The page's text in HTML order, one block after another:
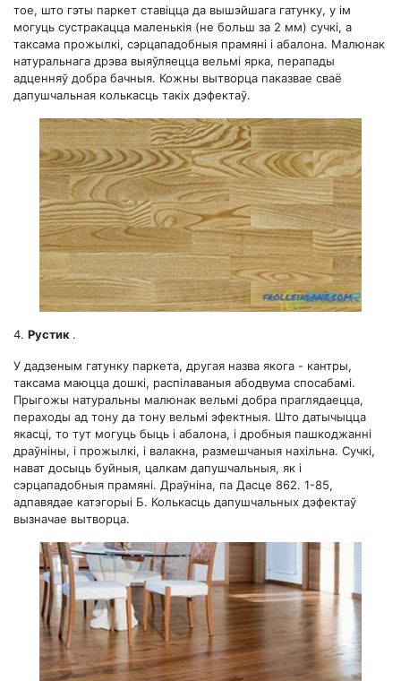
тое, што гэты паркет ставіцца да вышэйшага гатунку, у ім
могуць сустракацца маленькія (не больш за 2 мм) сучкі, а
таксама прожылкі, сэрцападобныя прамяні і абалона. Малюнак
натуральнага дрэва выяўляецца вельмі ярка, перапады
адценняў добра бачныя. Кожны вытворца паказвае сваё
дапушчальная колькасць такіх дэфектаў.
4. Рустик .
У дадзеным гатунку паркета, другая назва якога - кантры,
таксама маюцца дошкі, распілаваныя абодвума спосабамі.
Прыгожы натуральны малюнак вельмі добра праглядаецца,
пераходы ад тону да тону вельмі эфектныя. Што датычыцца
якасці, то тут могуць быць і абалона, і дробныя пашкоджанні
драўніны, і прожылкі, і валакна, размешчаныя нахільна. Сучкі,
нават досыць буйныя, цалкам дапушчальныя, як і
сэрцападобныя прамяні. Драўніна, па Дасце 862. 1-85,
адпавядае катэгорыі Б. Колькасць дапушчальных дэфектаў
вызначае вытворца.